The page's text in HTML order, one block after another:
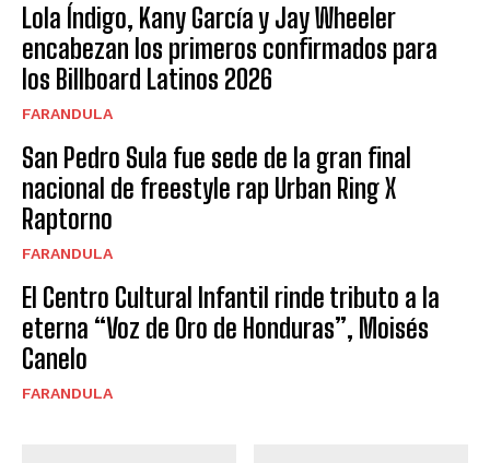
Lola Índigo, Kany García y Jay Wheeler
encabezan los primeros confirmados para
los Billboard Latinos 2026
FARANDULA
San Pedro Sula fue sede de la gran final
nacional de freestyle rap Urban Ring X
Raptorno
FARANDULA
El Centro Cultural Infantil rinde tributo a la
eterna “Voz de Oro de Honduras”, Moisés
Canelo
FARANDULA